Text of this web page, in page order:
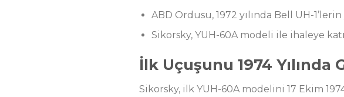
ABD Ordusu, 1972 yılında Bell UH-
Sikorsky, YUH-60A modeli ile ihaleye
İlk Uçuşunu 1974
Sikorsky, ilk YUH-60A modelini 17 Ekim